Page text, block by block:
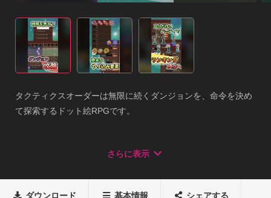
タクティクスオーダーは無限に続くダンジョンを、命令を決め
て探索するドット絵RPGです。
さらに表示
ダウンロード 基本情報 シェアする